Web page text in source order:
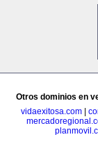
Otros dominios en
vidaexitosa.com|